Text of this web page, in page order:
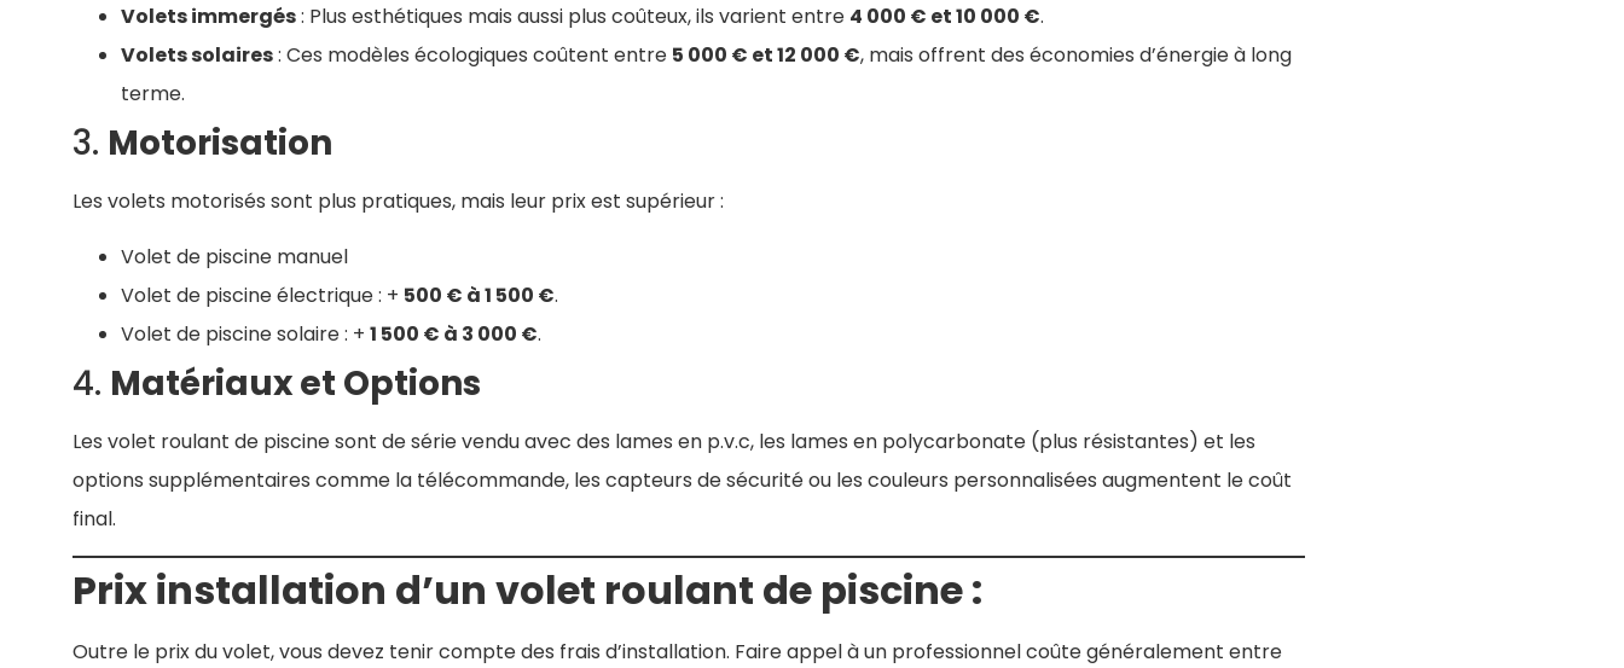
Volets immergés: Plus esthétiques mais aussi plus coûteux, ils varient entre 4 000 € et 10 000 €.
Volets solaires: Ces modèles écologiques coûtent entre 5 000 € et 12 000 €, mais offrent des économies d’énergie à long
terme.
3. Motorisation
Les volets motorisés sont plus pratiques, mais leur prix est supérieur :
Volet de piscine manuel
Volet de piscine électrique : + 500 € à 1 500 €.
Volet de piscine solaire : + 1 500 € à 3 000 €.
4. Matériaux et Options
Les volet roulant de piscine sont de série vendu avec des lames en p.v.c, les lames en polycarbonate (plus résistantes) et les
options supplémentaires comme la télécommande, les capteurs de sécurité ou les couleurs personnalisées augmentent le coût
final.
Prix installation d’un volet roulant de piscine :
Outre le prix du volet, vous devez tenir compte des frais d’installation. Faire appel à un professionnel coûte généralement entre